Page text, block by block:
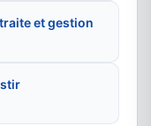
et gestion